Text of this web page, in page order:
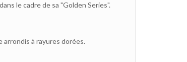
le cadre de sa "Golden Series".
à rayures dorées.